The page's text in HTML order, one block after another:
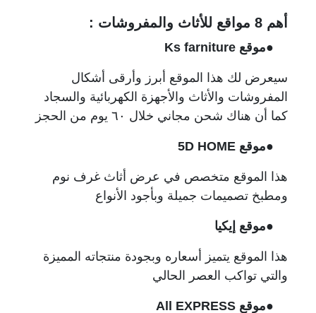
أهم 8 مواقع للأثاث والمفروشات :
●موقع Ks farniture
سيعرض لك هذا الموقع أبرز وأرقى أشكال
المفروشات والأثاث والأجهزة الكهربائية والسجاد
كما أن هناك شحن مجاني خلال ٦٠ يوم من الحجز
●موقع 5D HOME
هذا الموقع متخصص في عرض أثاث غرف نوم
ومطبخ تصميمات جميلة وبأجود الأنواع
●موقع إيكيا
هذا الموقع يتميز أسعاره وبجودة منتجاته المميزة
والتي تواكب العصر الحالي
●موقع All EXPRESS